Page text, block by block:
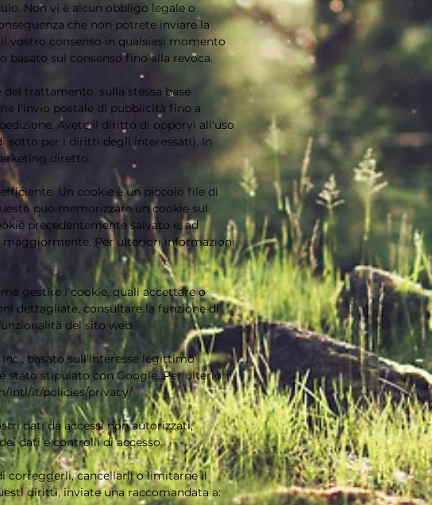
Non vi è alcun obbligo legale o
che non potrete inviare la
vostro consenso in qualsiasi momento
sul consenso fino alla revoca.
trattamento, sulla stessa base
l'invio postale di pubblicità fino a
Avete il diritto di opporvi all'uso
sotto per i diritti degli interessati). In
diretto.
Un cookie è un piccolo file di
può memorizzare un cookie sul
precedentemente salvato e, ad
maggiormente. Per ulteriori informazioni
gestire i cookie, quali accettare o
dettagliate, consultare la funzione di
del sito web.
basato sull'interesse legittimo
stato stipulato con Google. Per ulteriori
intl/it/policies/privacy/
dati da accessi non autorizzati,
dati e controlli di accesso.
correggerli, cancellarli o limitarne il
diritti, inviate una raccomandata a: